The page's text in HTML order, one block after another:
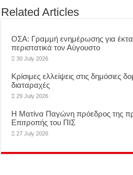
Related Articles
ΟΣΑ: Γραμμή ενημέρωσης για
περιστατικά τον Αύγουστο
30 July 2026
Κρίσιμες ελλείψεις στις δημόσιες
διαταραχές
29 July 2026
Η Ματίνα Παγώνη πρόεδρος της
Επιτροπής του ΠΙΣ
27 July 2026